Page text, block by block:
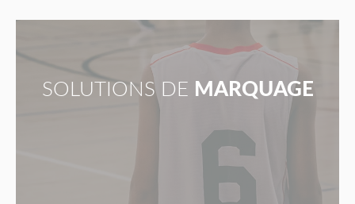
SOLUTIONS DE MARQUAGE